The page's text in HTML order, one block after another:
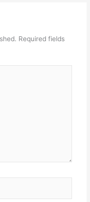
Required fields